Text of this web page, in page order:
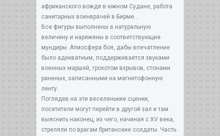
африканского вождя в южном Судане, работа
санитарных военврачей в Бирме...
Все фигуры выполнены в натуральную
величину и наряжены в соответствующие
мундиры. Атмосфера боя, дабы впечатление
было адекватным, поддерживается звуками
военных маршей, грохотом взрывов, стонами
раненых, записанными на магнитофонную
ленту.
Поглядев на эти веселенькие сценки,
посетители могут перейти в другой зал и там
выяснить наконец, из чего, начиная с XV века,
стреляли по врагам британские солдаты. Часть